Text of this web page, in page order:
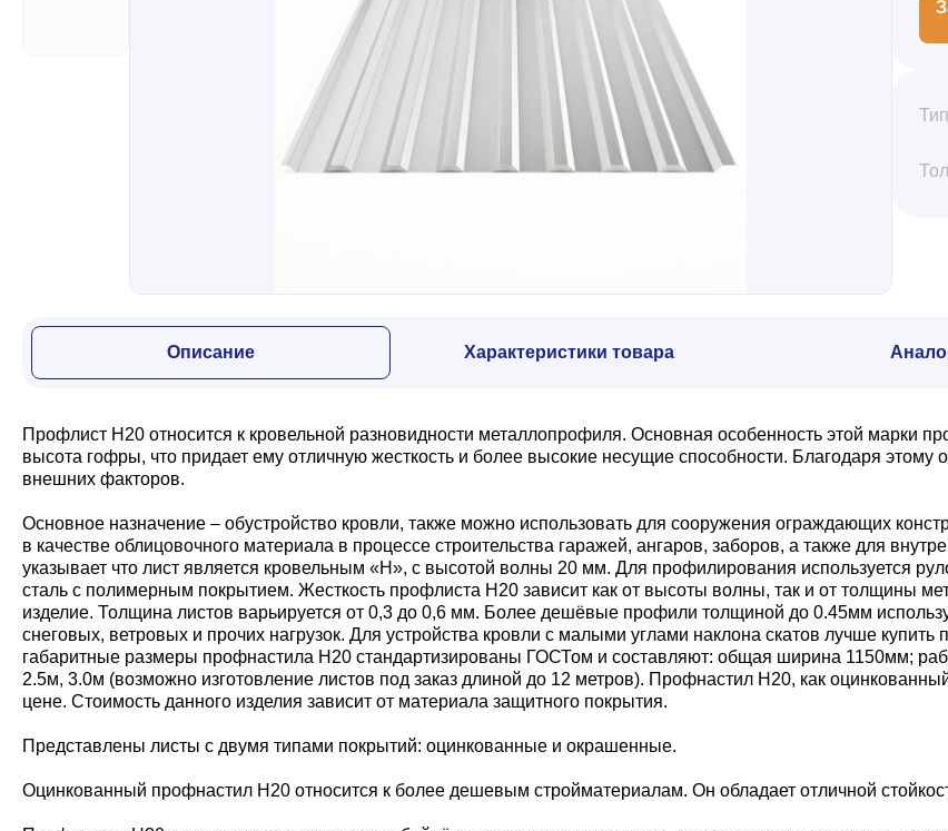
Профили для гипсокартона
Дача и сад
Другие товары
Описание Характеристики товара
Профлист Н20 относится к кровельной разновидности металлопрофиля. Основная особенность этой марки
высота гофры, что придает ему отличную жесткость и более высокие несущие способности. Благодаря
внешних факторов.
Основное назначение – обустройство кровли, также можно использовать для сооружения ограждающих
в качестве облицовочного материала в процессе строительства гаражей, ангаров, заборов, а также для
указывает что лист является кровельным «Н», с высотой волны 20 мм. Для профилирования используется
сталь с полимерным покрытием. Жесткость профлиста Н20 зависит как от высоты волны, так и от толщины
изделие. Толщина листов варьируется от 0,3 до 0,6 мм. Более дешёвые профили толщиной до 0.45мм
снеговых, ветровых и прочих нагрузок. Для устройства кровли с малыми углами наклона скатов лучше
габаритные размеры профнастила Н20 стандартизированы ГОСТом и составляют: общая ширина 1150мм;
2.5м, 3.0м (возможно изготовление листов под заказ длиной до 12 метров). Профнастил Н20, как
цене. Стоимость данного изделия зависит от материала защитного покрытия.
Представлены листы с двумя типами покрытий: оцинкованные и окрашенные.
Оцинкованный профнастил Н20 относится к более дешевым стройматериалам. Он обладает отличной